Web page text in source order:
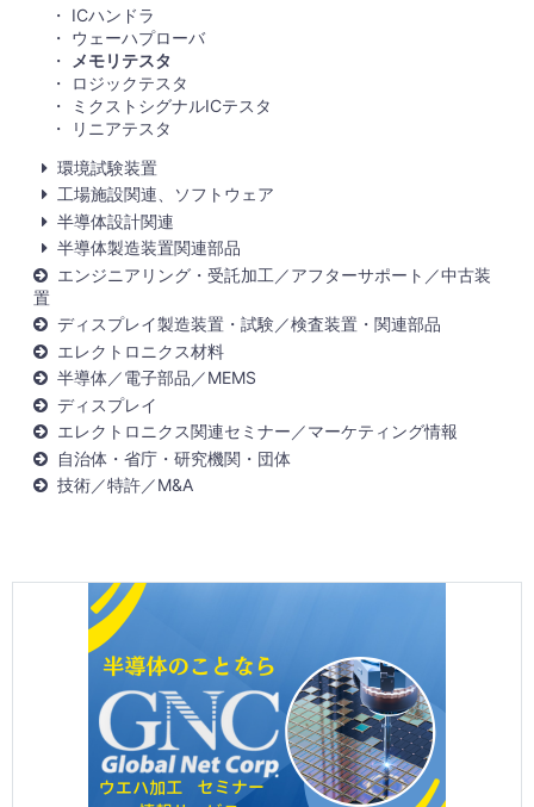
ICハンドラ
ウェーハプローバ
メモリテスタ
ロジックテスタ
ミクストシグナルICテスタ
リニアテスタ
環境試験装置
工場施設関連、ソフトウェア
半導体設計関連
半導体製造装置関連部品
エンジニアリング・受託加工／アフターサポート／中古装
置
ディスプレイ製造装置・試験／検査装置・関連部品
エレクトロニクス材料
半導体／電子部品／MEMS
ディスプレイ
エレクトロニクス関連セミナー／マーケティング情報
自治体・省庁・研究機関・団体
技術／特許／M&A